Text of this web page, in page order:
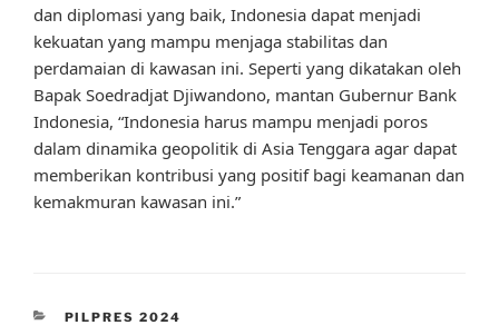
dan diplomasi yang baik, Indonesia dapat menjadi
kekuatan yang mampu menjaga stabilitas dan
perdamaian di kawasan ini. Seperti yang dikatakan oleh
Bapak Soedradjat Djiwandono, mantan Gubernur Bank
Indonesia, “Indonesia harus mampu menjadi poros
dalam dinamika geopolitik di Asia Tenggara agar dapat
memberikan kontribusi yang positif bagi keamanan dan
kemakmuran kawasan ini.”
CATEGORIES
PILPRES 2024